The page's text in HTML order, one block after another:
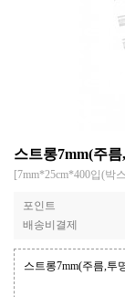
스트롱7mm(주
[7mm*25cm*400입(박
포인트
배송비결제
스트롱7mm(주름,투